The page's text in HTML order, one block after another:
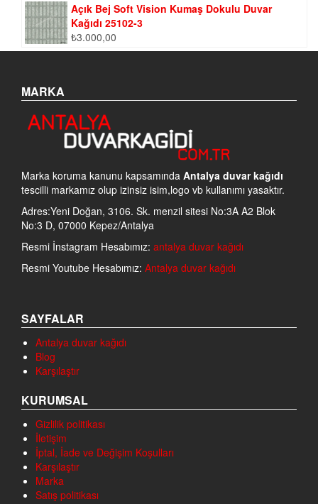
Açık Bej Soft Vision Kumaş Dokulu Duvar
Kağıdı 25102-3
₺3.000,00
MARKA
Marka koruma kanunu kapsamında Antalya duvar kağıdı
tescilli markamız olup izinsiz isim,logo vb kullanımı yasaktır.
Adres:Yeni Doğan, 3106. Sk. menzil sitesi No:3A A2 Blok
No:3 D, 07000 Kepez/Antalya
Resmi İnstagram Hesabımız: antalya duvar kağıdı
Resmi Youtube Hesabımız: Antalya duvar kağıdı
SAYFALAR
Antalya duvar kağıdı
Blog
Karşılaştır
KURUMSAL
Gizlilik politikası
İletişim
İptal, İade ve Değişim Koşulları
Karşılaştır
Marka
Satış politikası